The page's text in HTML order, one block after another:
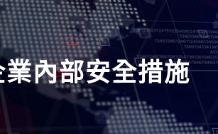
內部安全措施